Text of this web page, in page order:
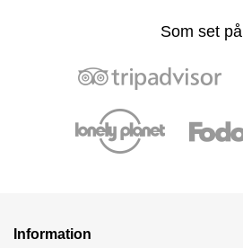
Som set på
Information